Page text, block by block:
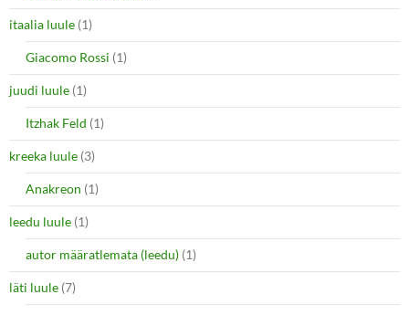
itaalia luule (1)
Giacomo Rossi (1)
juudi luule (1)
Itzhak Feld (1)
kreeka luule (3)
Anakreon (1)
leedu luule (1)
autor määratlemata (leedu) (1)
läti luule (7)